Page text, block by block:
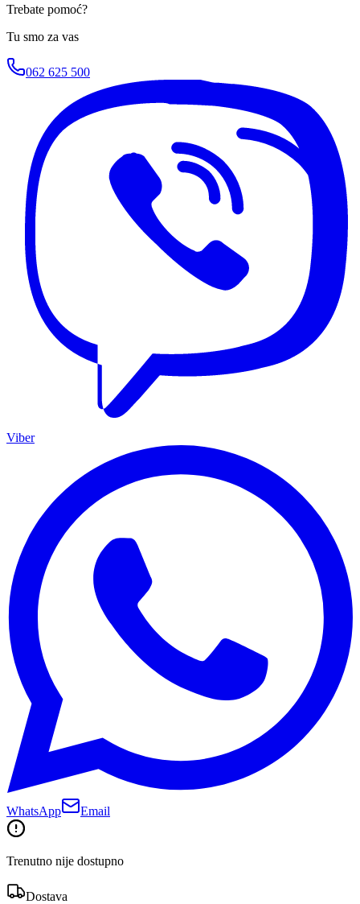
Trebate pomoć?
Tu smo za vas
062 625 500
Viber
WhatsApp Email
Trenutno nije dostupno
Dostava